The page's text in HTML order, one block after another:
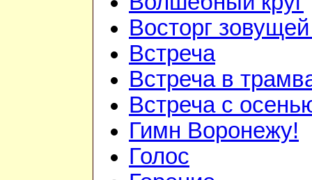
Восторг
Встреча
Встреча в
Встреча с
Гимн Воронежу!
Голос